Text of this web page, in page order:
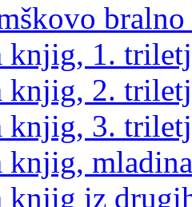
knjig, 1.
knjig, 2.
knjig, 3.
knjig, mladina
knjig iz